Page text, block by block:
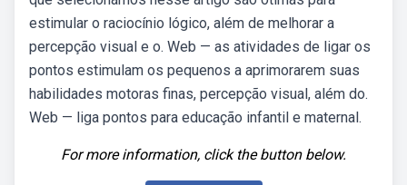
estimular o raciocínio lógico, além de melhorar a
percepção visual e o. Web — as atividades de ligar os
pontos estimulam os pequenos a aprimorarem suas
habilidades motoras finas, percepção visual, além do.
Web — liga pontos para educação infantil e maternal.
For more information, click the button below.